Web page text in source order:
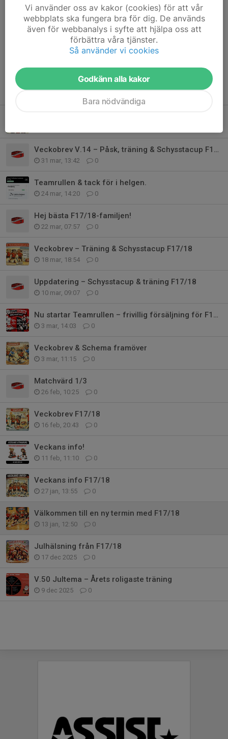
Varma hälsningar
Ledare F17/18 Tyresö Trollbäcken IBK
Tidigare nyheter
Veckobrev V.14 – Påsk, träning & Schysstacup F17/18
31 mar, 13:42 0
Teamrullen & tack för i helgen.
24 mar, 14:20 0
Hej bästa F17/18-familjen!
22 mar, 07:57 0
Veckobrev – Träning & Schysstacup F17/18
18 mar, 18:54 0
Uppdatering – Schysstacup & träning F17/18
10 mar, 09:07 0
Nu startar Teamrullen – frivillig försäljning för F17/18
3 mar, 14:03 0
Veckobrev & Schema framöver
3 mar, 11:15 0
Matchvärd 1/3
26 feb, 10:25 0
Veckobrev F17/18
16 feb, 20:43 0
Veckans info!
11 feb, 11:10 0
Veckans info F17/18
27 jan, 13:55 0
Välkommen till en ny termin med F17/18
13 jan, 12:50 0
Julhälsning från F17/18
17 dec 2025 0
V.50 Jultema – Årets roligaste träning
9 dec 2025 0
Vi använder oss av kakor (cookies) för att vår
webbplats ska fungera bra för dig. De används
även för webbanalys i syfte att hjälpa oss att
förbättra våra tjänster.
Så använder vi cookies
Godkänn alla kakor
Bara nödvändiga